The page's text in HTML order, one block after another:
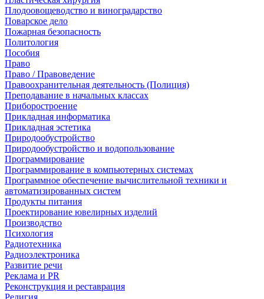
Плодоовощеводство и виноградарство
Поварское дело
Пожарная безопасность
Политология
Пособия
Право
Право / Правоведение
Правоохранительная деятельность (Полиция)
Преподавание в начальных классах
Приборостроение
Прикладная информатика
Прикладная эстетика
Природообустройство
Природообустройство и водопользование
Программирование
Программирование в компьютерных системах
Программное обеспечение вычислительной техники и
автоматизированных систем
Продукты питания
Проектирование ювелирных изделий
Производство
Психология
Радиотехника
Радиоэлектроника
Развитие речи
Реклама и PR
Реконструкция и реставрация
Религия